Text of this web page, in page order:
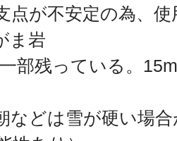
点が不安定の為、
ま岩
部残っている。
どは雪が硬い場